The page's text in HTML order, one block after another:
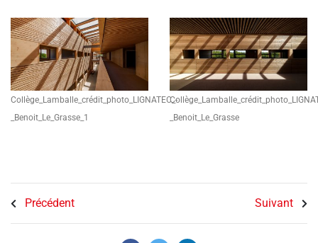
Collège_Lamballe_crédit_photo_LIGNATEC_-
_Benoit_Le_Grasse_1
_Benoit_Le_Grasse
Précédent Suivant